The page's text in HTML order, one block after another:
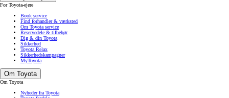
For Toyota-ejere
Book service
Find forhandler & værksted
Om Toyota service
Reservedele & tilbehør
Dig & din Toyota
Sikkerhed
Toyota Relax
Sikkerhedskampagner
MyToyota
Om Toyota
Om Toyota
Nyheder fra Toyota